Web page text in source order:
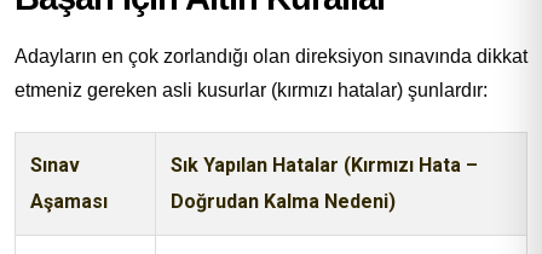
Adayların en çok zorlandığı olan direksiyon sınavında dikkat
etmeniz gereken asli kusurlar (kırmızı hatalar) şunlardır:
Sınav
Aşaması
Sık Yapılan Hatalar (Kırmızı Hata –
Doğrudan Kalma Nedeni)